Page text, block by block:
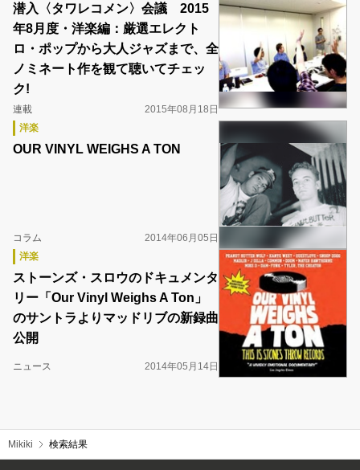
潜入〈タワレコメン〉会議 2015
年8月度・洋楽編：厳選エレクト
ロ・ポップから大人ジャズまで、全
ノミネート作を観て聴いてチェッ
ク!
連載
2015年08月18日
洋楽
OUR VINYL WEIGHS A TON
コラム
2014年06月05日
洋楽
ストーンズ・スロウのドキュメンタ
リー「Our Vinyl Weighs A Ton」
のサントラよりマッドリブの新録曲
公開
ニュース 2014年05月14日
Mikiki 検索結果